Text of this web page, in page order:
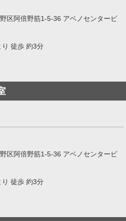
区阿倍野筋1-5-36 アベノセンタービ
り 徒歩 約3分
区阿倍野筋1-5-36 アベノセンタービ
り 徒歩 約3分